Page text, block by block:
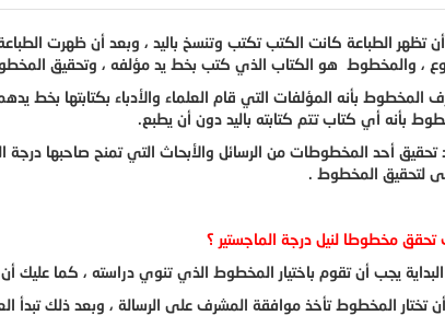
تظهر الطباعة كانت الكتب تكتب وتنسخ باليد ، وبعد أن ظهرت
، والمخطوط هو الكتاب الذي كتب بخط يد مؤلفه ، وتحقيق
المخطوط بأنه المؤلفات التي قام العلماء والأدباء بكتابتها
بأنه أي كتاب تتم كتابته باليد دون أن يطبع.
تحقيق أحد المخطوطات من الرسائل والأبحاث التي تمنح صاحبها
لتحقيق المخطوط .
مخطوطا لنيل درجة الماجستير ؟
يجب أن تقوم باختيار المخطوط الذي تنوي دراسته ، كما عليك
تختار المخطوط تأخذ موافقة المشرف على الرسالة ، وبعد ذلك